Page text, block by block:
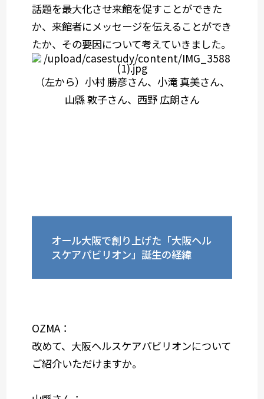
話題を最大化させ来館を促すことができた
か、来館者にメッセージを伝えることができ
たか、その要因について考えていきました。
（左から）小村 勝彦さん、小滝 真美さん、
山縣 敦子さん、西野 広朗さん
オール大阪で創り上げた「大阪ヘル
スケアパビリオン」誕生の経緯
OZMA：
改めて、大阪ヘルスケアパビリオンについて
ご紹介いただけますか。